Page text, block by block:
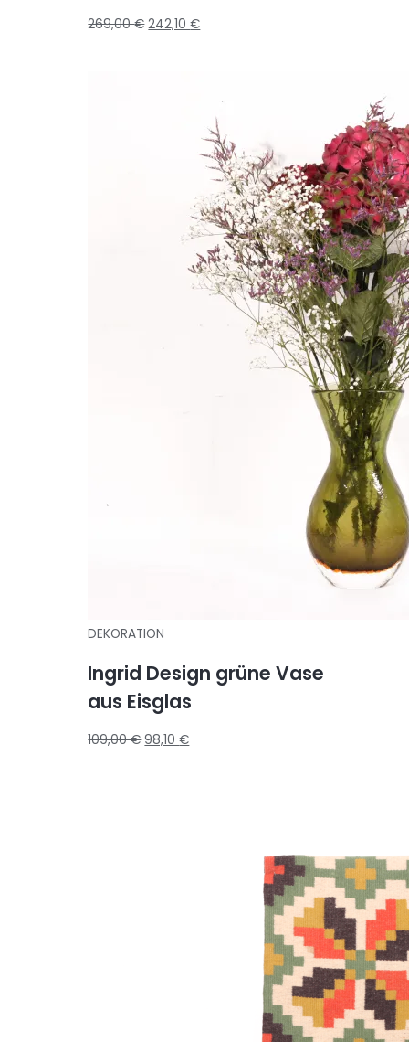
269,00€ 242,10€
DEKORATION
Ingrid Design grüne Vase
aus Eisglas
109,00€ 98,10€